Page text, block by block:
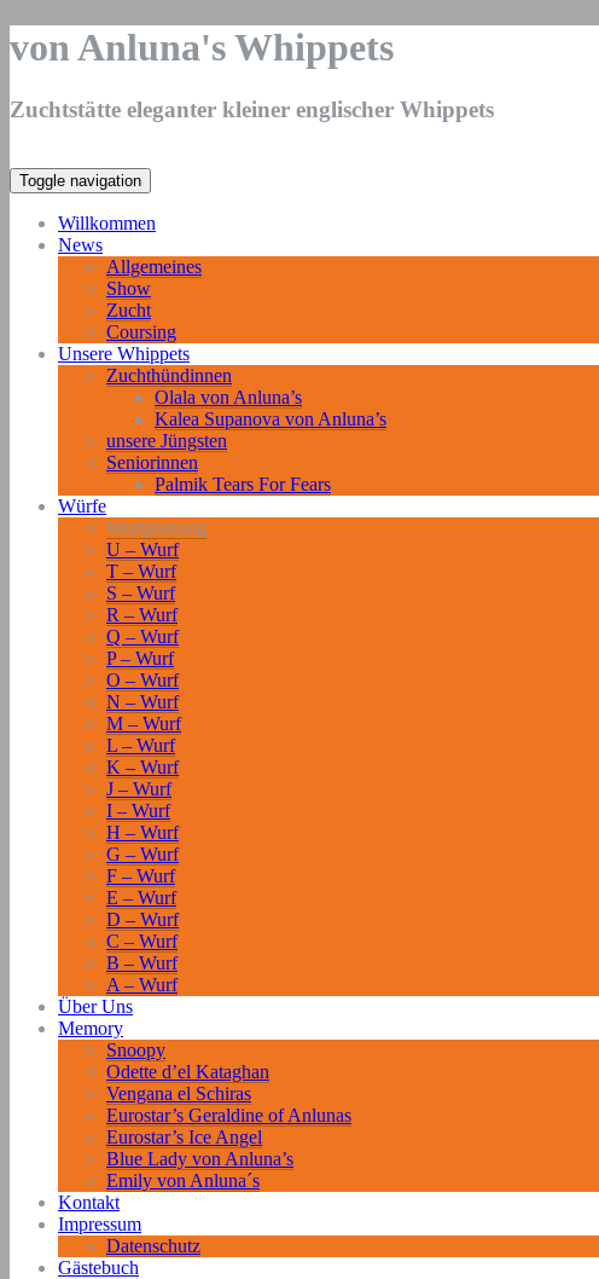
von Anluna's Whippets
Zuchtstätte eleganter kleiner englischer Whippets
Toggle navigation
Willkommen
News
Allgemeines
Show
Zucht
Coursing
Unsere Whippets
Zuchthündinnen
Olala von Anluna’s
Kalea Supanova von Anluna’s
unsere Jüngsten
Seniorinnen
Palmik Tears For Fears
Würfe
Wurfplanung
U – Wurf
T – Wurf
S – Wurf
R – Wurf
Q – Wurf
P – Wurf
O – Wurf
N – Wurf
M – Wurf
L – Wurf
K – Wurf
J – Wurf
I – Wurf
H – Wurf
G – Wurf
F – Wurf
E – Wurf
D – Wurf
C – Wurf
B – Wurf
A – Wurf
Über Uns
Memory
Snoopy
Odette d’el Kataghan
Vengana el Schiras
Eurostar’s Geraldine of Anlunas
Eurostar’s Ice Angel
Blue Lady von Anluna’s
Emily von Anluna´s
Kontakt
Impressum
Datenschutz
Gästebuch